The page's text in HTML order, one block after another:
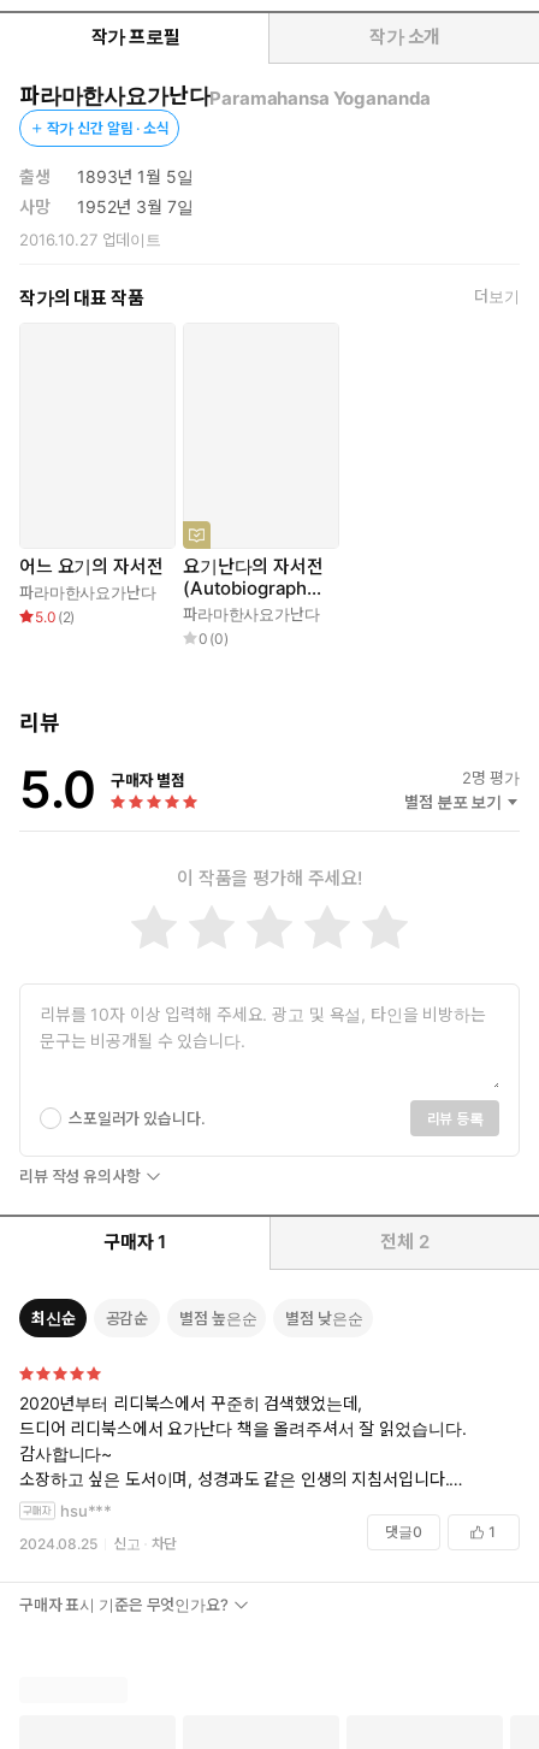
작가 프로필 작가 소개
파라마한사요가난다Paramahansa Yogananda
작가 신간 알림 · 소식
출생
1893년 1월 5일
사망
1952년 3월 7일
2016.10.27업데이트
작가의 대표 작품 더보기
어느 요기의 자서전
파라마한사요가난다
5.0 (2)
요기난다의 자서전
(Autobiography
of a Yogi) : 영어
원서 읽기
파라마한사요가난다
0 (0)
리뷰
5.0 구매자 별점 2명 평가
별점 분포 보기
이 작품을 평가해 주세요!
스포일러가 있습니다. 리뷰 등록
리뷰 작성 유의사항
구매자 1 전체 2
최신순 공감순 별점 높은순 별점 낮은순
2020년부터 리디북스에서 꾸준히 검색했었는데,
드디어 리디북스에서 요가난다 책을 올려주셔서 잘 읽었습니다.
감사합니다~
소장하고 싶은 도서이며, 성경과도 같은 인생의 지침서입니다.
정말 책을 읽는동안 삶에 겸손해 지고, 많은 깨달음을 얻었습니다.
여러번 읽었지만, 읽을때마다 자신이 어느정도 성장되었음을 느끼니다.
꼭 읽어보세요. 삶을 폭넓게 보는 지혜를 얻게 됩니다.
hsu***
2024.08.25 신고 차단
댓글0 1
구매자 표시 기준은 무엇인가요?